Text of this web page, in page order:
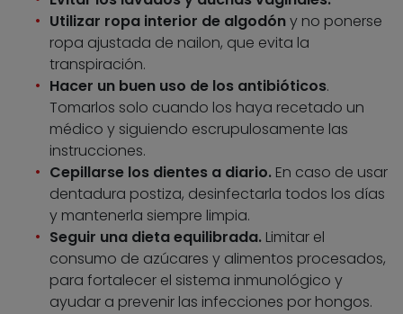
Utilizar ropa interior de algodóny no ponerse
ropa ajustada de nailon, que evita la
transpiración.
Hacer un buen uso de los antibióticos.
Tomarlos solo cuando los haya recetado un
médico y siguiendo escrupulosamente las
instrucciones.
Cepillarse los dientes a diario. En caso de usar
dentadura postiza, desinfectarla todos los días
y mantenerla siempre limpia.
Seguir una dieta equilibrada. Limitar el
consumo de azúcares y alimentos procesados,
para fortalecer el sistema inmunológico y
ayudar a prevenir las infecciones por hongos.